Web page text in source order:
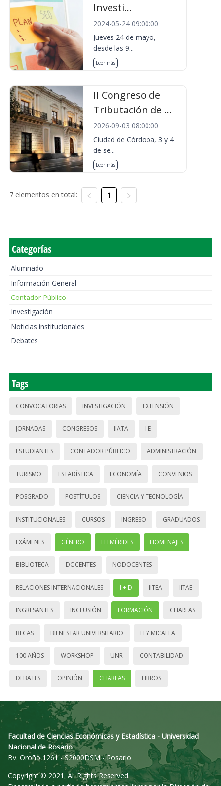
Investi...
2024-05-24 09:00:00
Jueves 24 de mayo,
desde las 9...
Leer más
II Congreso de
Tributación de ...
2026-09-03 08:00:00
Ciudad de Córdoba, 3 y 4
de se...
Leer más
7 elementos en total: 1
Categorías
Alumnado
Información General
Contador Público
Investigación
Noticias institucionales
Debates
Tags
CONVOCATORIAS INVESTIGACIÓN EXTENSIÓN
JORNADAS CONGRESOS IIATA IIE
ESTUDIANTES CONTADOR PÚBLICO ADMINISTRACIÓN
TURISMO ESTADÍSTICA ECONOMÍA CONVENIOS
POSGRADO POSTÍTULOS CIENCIA Y TECNOLOGÍA
INSTITUCIONALES CURSOS INGRESO GRADUADOS
EXÁMENES GÉNERO EFEMÉRIDES HOMENAJES
BIBLIOTECA DOCENTES NODOCENTES
RELACIONES INTERNACIONALES I + D IITEA IITAE
INGRESANTES INCLUSIÓN FORMACIÓN CHARLAS
BECAS BIENESTAR UNIVERSITARIO LEY MICAELA
100 AÑOS WORKSHOP UNR CONTABILIDAD
DEBATES OPINIÓN CHARLAS LIBROS
Facultad de Ciencias Económicas y Estadística - Universidad
Nacional de Rosario
Bv. Oroño 1261 - S2000DSM - Rosario
Copyright © 2021. All Rights Reserved.